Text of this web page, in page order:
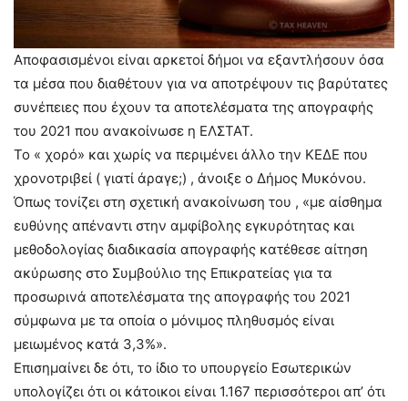
Αποφασισμένοι είναι αρκετοί δήμοι να εξαντλήσουν όσα
τα μέσα που διαθέτουν για να αποτρέψουν τις βαρύτατες
συνέπειες που έχουν τα αποτελέσματα της απογραφής
του 2021 που ανακοίνωσε η ΕΛΣΤΑΤ.
Το « χορό» και χωρίς να περιμένει άλλο την ΚΕΔΕ που
χρονοτριβεί ( γιατί άραγε;) , άνοιξε ο Δήμος Μυκόνου.
Όπως τονίζει στη σχετική ανακοίνωση του , «με αίσθημα
ευθύνης απέναντι στην αμφίβολης εγκυρότητας και
μεθοδολογίας διαδικασία απογραφής κατέθεσε αίτηση
ακύρωσης στο Συμβούλιο της Επικρατείας για τα
προσωρινά αποτελέσματα της απογραφής του 2021
σύμφωνα με τα οποία ο μόνιμος πληθυσμός είναι
μειωμένος κατά 3,3%».
Επισημαίνει δε ότι, το ίδιο το υπουργείο Εσωτερικών
υπολογίζει ότι οι κάτοικοι είναι 1.167 περισσότεροι απ’ ότι